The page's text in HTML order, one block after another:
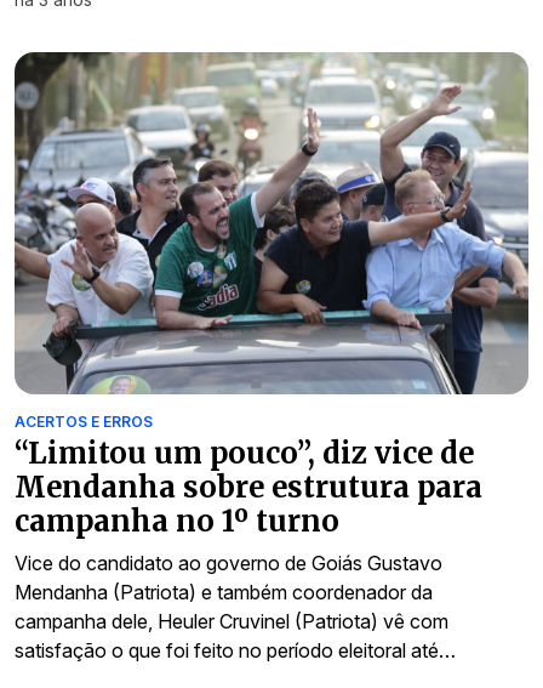
ACERTOS E ERROS
“Limitou um pouco”, diz vice de
Mendanha sobre estrutura para
campanha no 1º turno
Vice do candidato ao governo de Goiás Gustavo
Mendanha (Patriota) e também coordenador da
campanha dele, Heuler Cruvinel (Patriota) vê com
satisfação o que foi feito no período eleitoral até…